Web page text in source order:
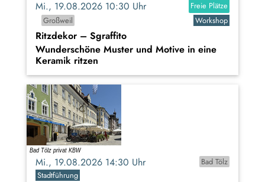
Mi., 19.08.2026 10:30 Uhr
Freie Plätze
Großweil
Workshop
Ritzdekor – Sgraffito
Wunderschöne Muster und Motive in eine
Keramik ritzen
Mi., 19.08.2026 14:30 Uhr
Bad Tölz
Stadtführung